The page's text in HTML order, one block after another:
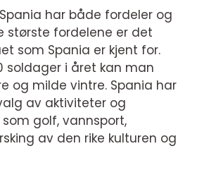
har både fordeler og
største fordelene er det
som Spania er kjent for.
soldager i året kan man
og milde vintre. Spania har
av aktiviteter og
golf, vannsport,
av den rike kulturen og